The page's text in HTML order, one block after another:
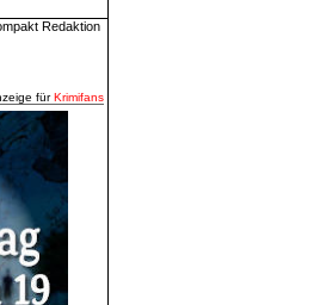
Redaktion
fürKrimifans